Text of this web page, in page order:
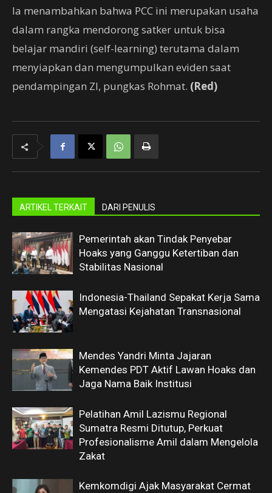
Ia menambahkan bahwa PCC ini merupakan usaha
dalam rangka mendorong satker untuk bisa
belajar mandiri (self-learning) terutama dalam
menyiapkan dan mengumpulkan eviden saat
pendampingan ZI, pungkas Rohmat. (Red)
ARTIKEL TERKAIT DARI PENULIS
Pemerintah akan Tindak Penyebar
Hoaks yang Ganggu Ketertiban dan
Stabilitas Nasional
Indonesia-Thailand Sepakat Kerja Sama
Mengatasi Kejahatan Transnasional
Mendes Yandri Minta Jajaran
Kemendes PDT Aktif Lawan Hoaks dan
Jaga Nama Baik Institusi
Pelatihan Amil Lazismu Regional
Sumatra Resmi Ditutup, Perkuat
Profesionalisme Amil dalam Mengelola
Zakat
Kemkomdigi Ajak Masyarakat Cermat